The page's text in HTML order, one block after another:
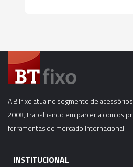
A BTfixo atua no segmento de
2008, trabalhando em parceria com os
ferramentas do mercado Internacional.
INSTITUCIONAL